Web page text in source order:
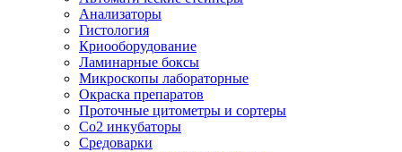
Анализаторы
Гистология
Криооборудование
Ламинарные боксы
Микроскопы лабораторные
Окраска препаратов
Проточные цитометры и сортеры
Со2 инкубаторы
Средоварки